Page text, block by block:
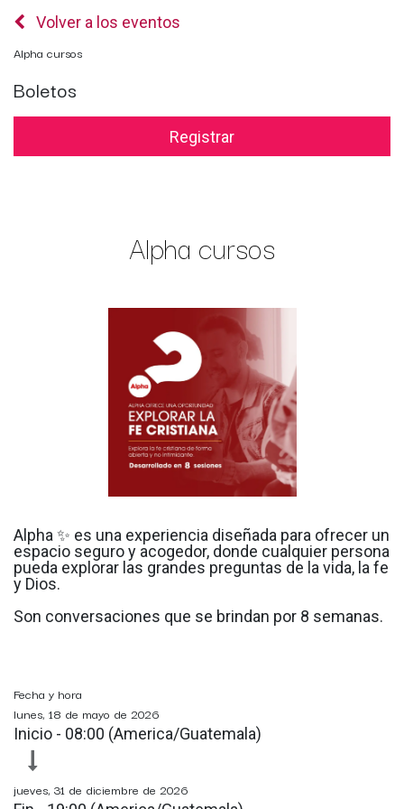
Volver a los eventos
Alpha cursos
Boletos
Registrar
Alpha cursos
Alpha ✨ es una experiencia diseñada para ofrecer un
espacio seguro y acogedor, donde cualquier persona
pueda explorar las grandes preguntas de la vida, la fe
y Dios.
Son conversaciones que se brindan por 8 semanas.
Fecha y hora
lunes, 18 de mayo de 2026
Inicio - 08:00 (America/Guatemala)
jueves, 31 de diciembre de 2026